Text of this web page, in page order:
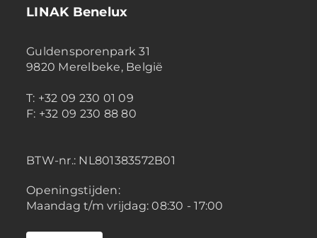
LINAK Benelux
Guldensporenpark 31
9820 Merelbeke, België
T: +32 09 230 01 09
F: +32 09 230 88 80
BTW-nr.: NL801383572B01
Openingstijden:
Maandag t/m vrijdag: 08:30 - 17:00